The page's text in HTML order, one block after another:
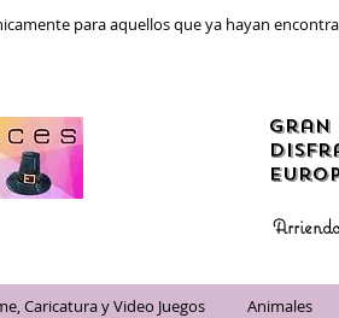
para aquellos que ya hayan
gran
Caricatura y Video Juegos Animales